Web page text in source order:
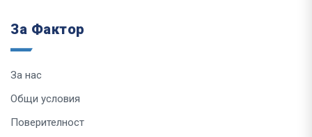
За Фактор
За нас
Общи условия
Поверителност